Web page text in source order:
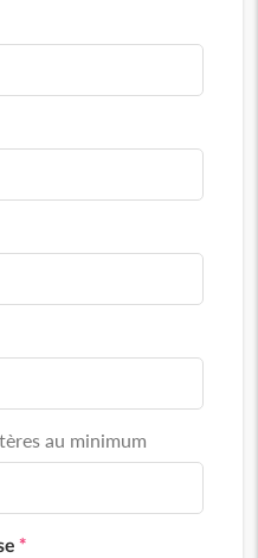
au minimum
*